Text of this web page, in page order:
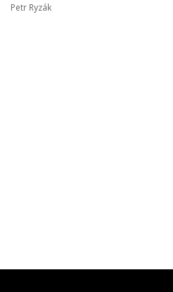
Petr Ryzák